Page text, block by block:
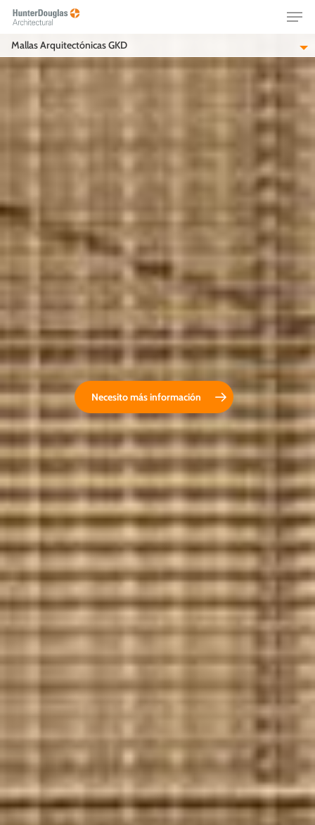
Skip
main
content
Mallas Arquitectónicas GKD
Necesito más información